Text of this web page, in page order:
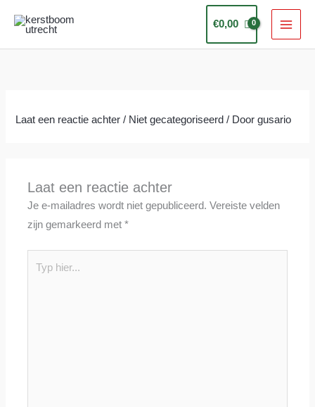
naar
de
€0,00
Laat een reactie achter / Niet gecategoriseerd / Doorgusario
Laat een reactie achter
Je e-mailadres wordt niet gepubliceerd. Vereiste velden
zijn gemarkeerd met*